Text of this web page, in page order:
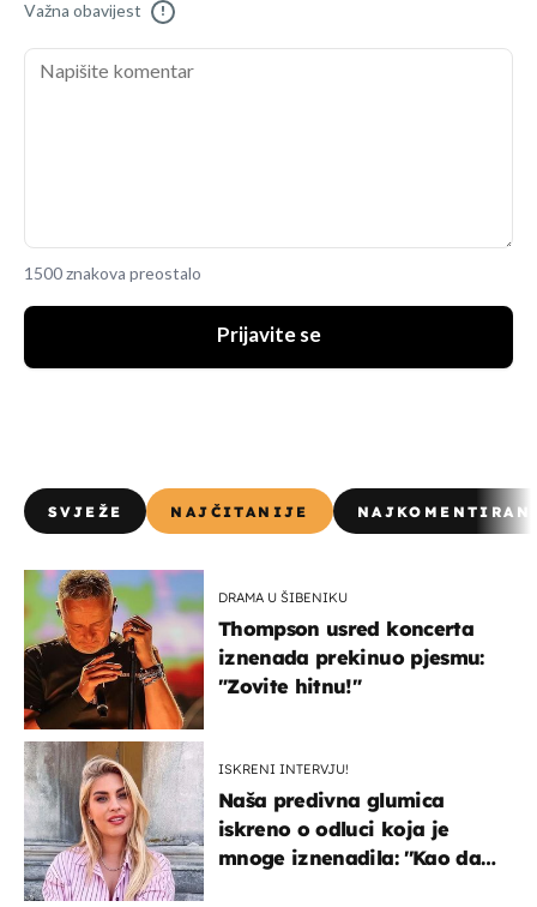
Važna obavijest !
1500 znakova preostalo
Prijavite se
SVJEŽE NAJČITANIJE
DRAMA U ŠIBENIKU
Thompson usred koncerta
iznenada prekinuo pjesmu:
"Zovite hitnu!"
ISKRENI INTERVJU!
Naša predivna glumica
iskreno o odluci koja je
mnoge iznenadila: ''Kao da